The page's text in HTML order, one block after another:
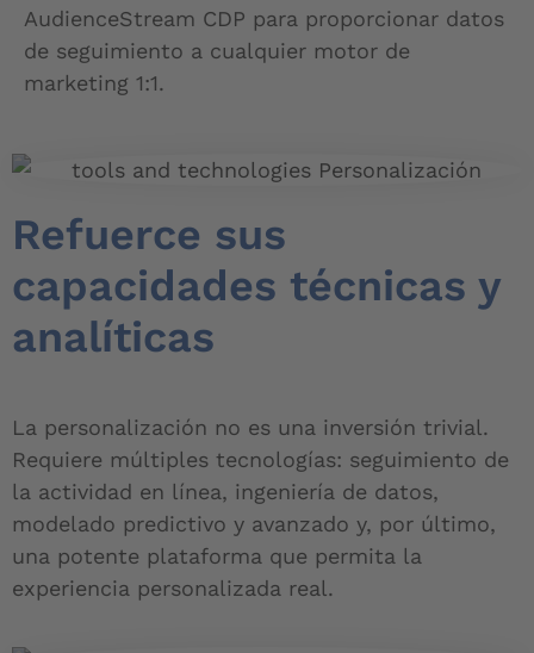
AudienceStream CDP para proporcionar datos
de seguimiento a cualquier motor de
marketing 1:1.
Refuerce sus
capacidades técnicas y
analíticas
La personalización no es una inversión trivial.
Requiere múltiples tecnologías: seguimiento de
la actividad en línea, ingeniería de datos,
modelado predictivo y avanzado y, por último,
una potente plataforma que permita la
experiencia personalizada real.